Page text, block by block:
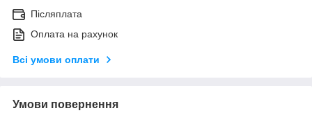
Післяплата
Оплата на рахунок
Всі умови оплати
Умови повернення